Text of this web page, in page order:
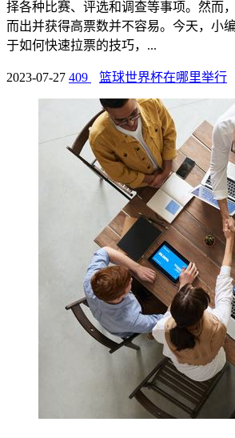
择各种比赛、评选和调查等事项。然而
而出并获得高票数并不容易。今天，小
于如何快速拉票的技巧，...
2023-07-27 409 篮球世界杯在哪里举行